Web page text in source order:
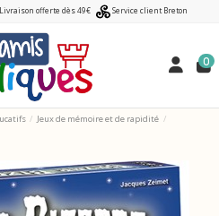
Livraison offerte dès 49€ Service client Breton
0
Jeux de mémoire et de rapidité